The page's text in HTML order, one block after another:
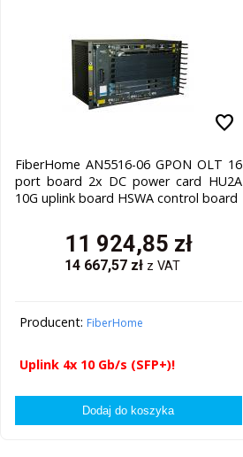
favorite
FiberHome AN5516-06 GPON OLT 16
port board 2x DC power card HU2A
10G uplink board HSWA control board
11 924,85 zł
14 667,57zł z VAT
Producent: FiberHome
Uplink 4x 10 Gb/s (SFP+)!